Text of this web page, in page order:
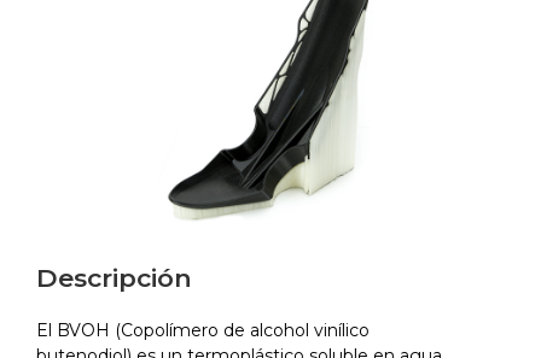
Descripción
El BVOH (Copolímero de alcohol vinílico